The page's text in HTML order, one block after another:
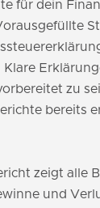
für dein
Klare
zu
bereits
zeigt alle
und